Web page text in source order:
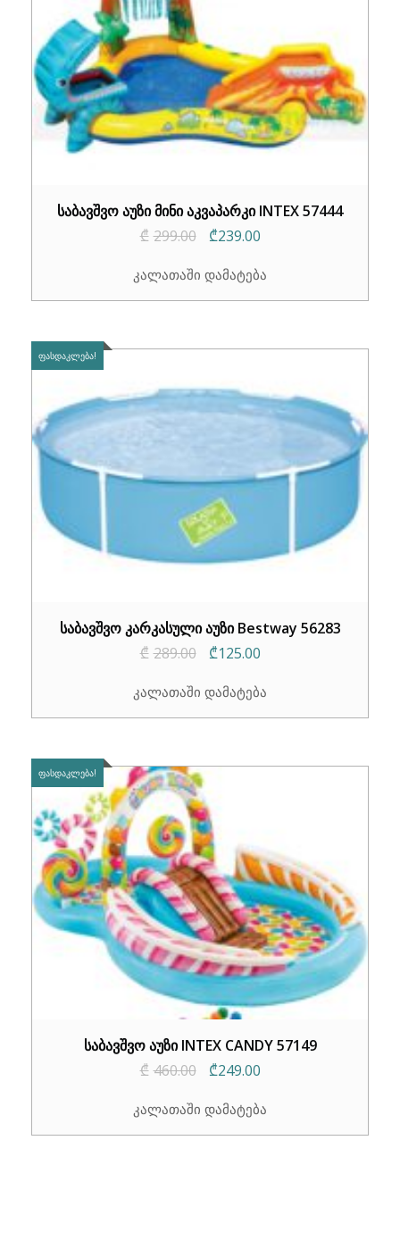
საბავშვო აუზი მინი აკვაპარკი INTEX 57444
₾ 299.00
Original
was:
₾239.00Current
is:
კალათაში დამატება
ᲤᲐᲡᲓᲐᲙᲚᲔᲑᲐ!
საბავშვო კარკასული აუზი Bestway 56283
₾ 289.00
Original
was:
₾125.00Current
is:
კალათაში დამატება
ᲤᲐᲡᲓᲐᲙᲚᲔᲑᲐ!
საბავშვო აუზი INTEX CANDY 57149
₾ 460.00
Original
was:
₾249.00Current
is:
კალათაში დამატება